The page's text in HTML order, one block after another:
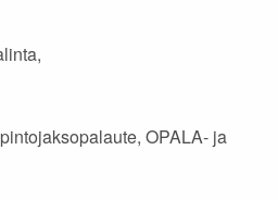
OPALA- ja